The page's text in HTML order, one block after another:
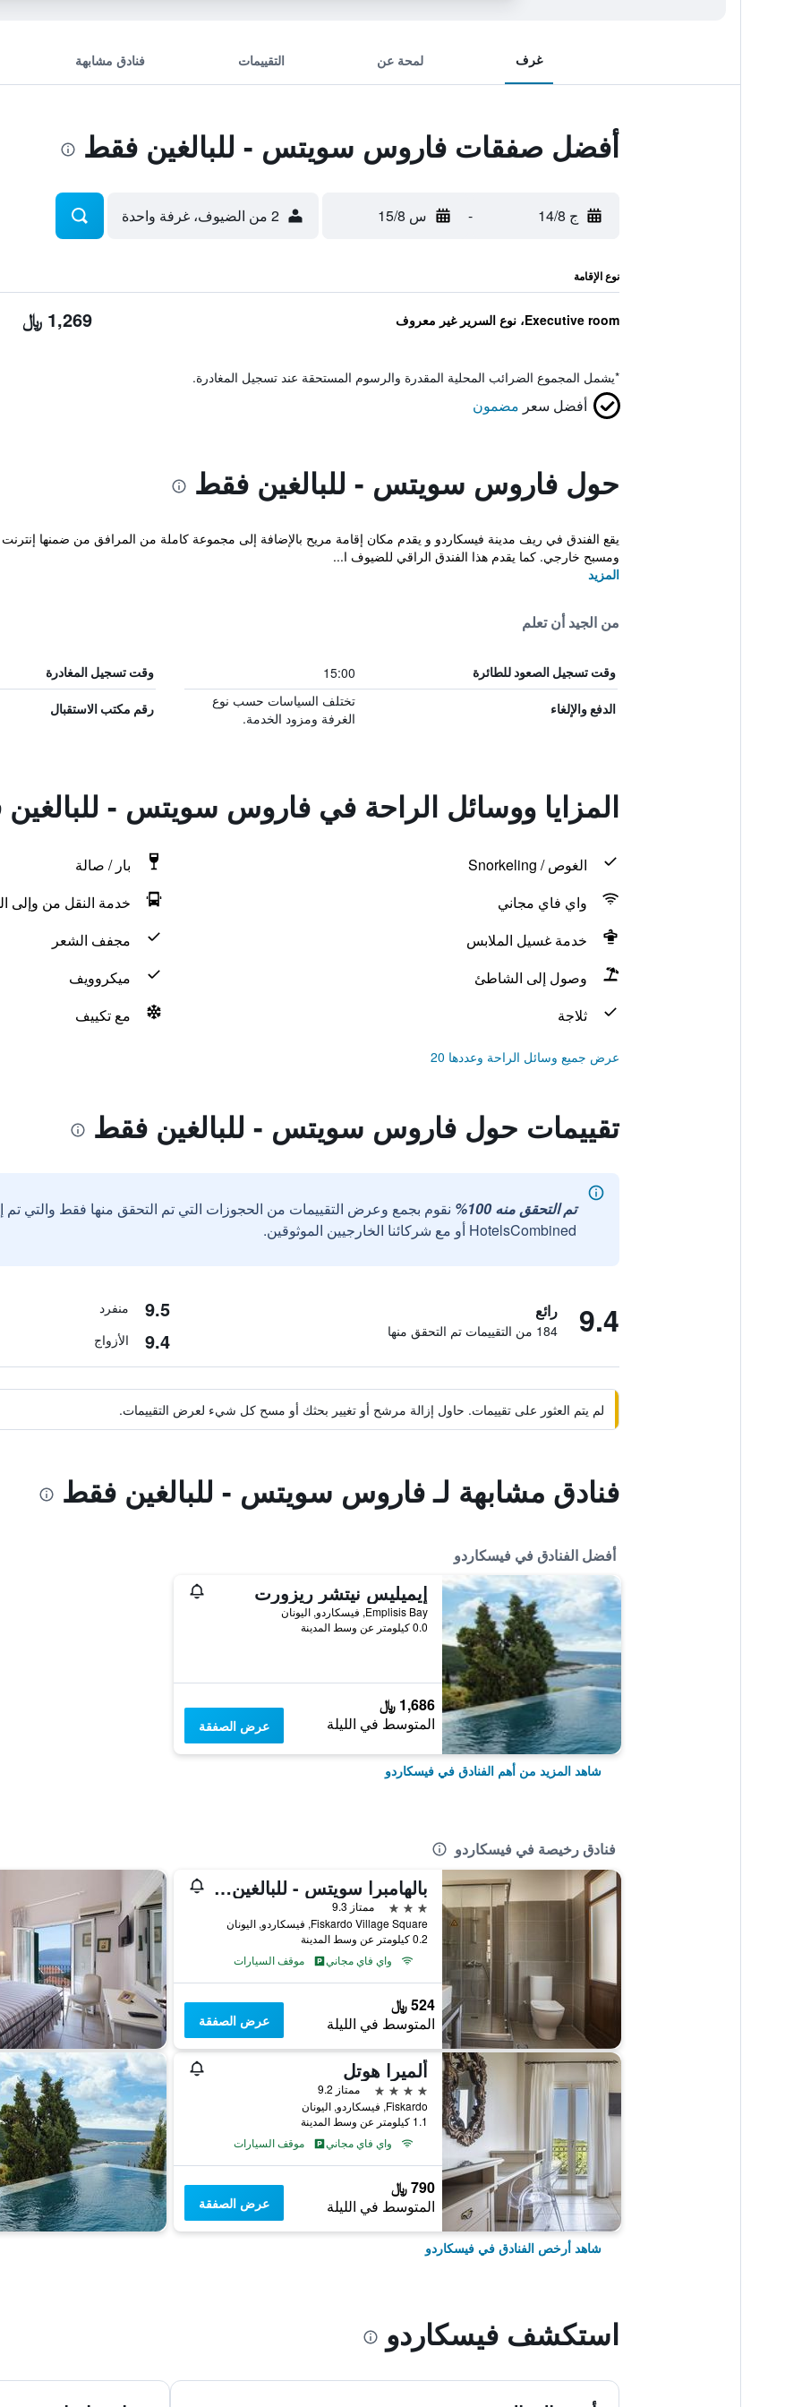
غرف لمحة عن التقييمات فنادق مشابهة
أفضل صفقات فاروس سويتس - للبالغين فقط
ج 14/8 - س 15/8 2 من الضيوف، غرفة واحدة
نوع الإقامة
Executive room، نوع السرير غير معروف 1,269 ﷼
*يشمل المجموع الضرائب المحلية المقدرة والرسوم المستحقة عند تسجيل المغادرة.
أفضل سعر مضمون
حول فاروس سويتس - للبالغين فقط
يقع الفندق في ريف مدينة فيسكاردو و يقدم مكان إقامة مريح بالإضافة إلى مجموعة كاملة من المرافق من ضمنها
ومسبح خارجي. كما يقدم هذا الفندق الراقي للضيوف ا...
المزيد
من الجيد أن تعلم
وقت تسجيل الصعود للطائرة 15:00 وقت تسجيل المغادرة
الدفع والإلغاء
تختلف السياسات حسب نوع
الغرفة ومزود الخدمة.
رقم مكتب الاستقبال
المزايا ووسائل الراحة في فاروس سويتس -
الغوص / Snorkeling
بار / صالة
واي فاي مجاني
خدمة النقل من وإلى
خدمة غسيل الملابس
مجفف الشعر
وصول إلى الشاطئ
ميكروويف
ثلاجة
مع تكييف
عرض جميع وسائل الراحة وعددها 20
تقييمات حول فاروس سويتس - للبالغين فقط
تم التحقق منه 100%
نقوم بجمع وعرض التقييمات من الحجوزات التي تم التحقق منها فقط والتي
HotelsCombined أو مع شركائنا الخارجيين الموثوقين.
9.4 رائع
184 من التقييمات تم التحقق منها
9.5 منفرد
9.4 الأزواج
لم يتم العثور على تقييمات. حاول إزالة مرشح أو تغيير بحثك أو مسح كل شيء لعرض التقييمات.
فنادق مشابهة لـ فاروس سويتس - للبالغين فقط
أفضل الفنادق في فيسكاردو
إيميليس نيتشر ريزورت
Emplisis Bay, فيسكاردو, اليونان
0.0 كيلومتر عن وسط المدينة
1,686 ﷼
المتوسط في الليلة عرض الصفقة
شاهد المزيد من أهم الفنادق في فيسكاردو
فنادق رخيصة في فيسكاردو
بالهامبرا سويتس - للبالغين فقط
3 نجوم
ممتاز 9.3
Fiskardo Village Square, فيسكاردو, اليونان
0.2 كيلومتر عن وسط المدينة
واي فاي مجاني
موقف السيارات
524 ﷼
المتوسط في الليلة عرض الصفقة
ألميرا هوتل
4 نجوم
ممتاز 9.2
Fiskardo, فيسكاردو, اليونان
1.1 كيلومتر عن وسط المدينة
واي فاي مجاني
موقف السيارات
790 ﷼
المتوسط في الليلة عرض الصفقة
شاهد أرخص الفنادق في فيسكاردو
استكشف فيسكاردو